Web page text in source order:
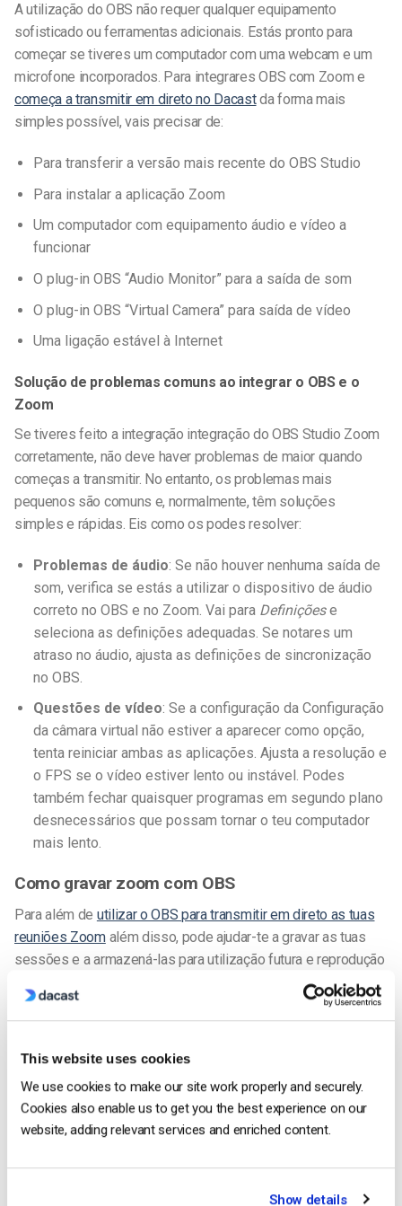
This website uses cookies
We use cookies to make our site work properly and securely.
Cookies also enable us to get you the best experience on our
website, adding relevant services and enriched content.
Show details
A utilização do OBS não requer qualquer equipamento
sofisticado ou ferramentas adicionais. Estás pronto para
começar se tiveres um computador com uma webcam e um
microfone incorporados. Para integraresOBS com Zoom e
começa a transmitir em direto no Dacastda forma mais
simples possível, vais precisar de:
Para transferir a versão mais recente do OBS Studio
Para instalar a aplicação Zoom
Um computador com equipamento áudio e vídeo a
funcionar
O plug-in OBS “Audio Monitor” para a saída de som
O plug-in OBS “Virtual Camera” para saída de vídeo
Uma ligação estável à Internet
Solução de problemas comuns ao integrar o OBS e o
Zoom
Se tiveres feito a integração integração do OBS Studio Zoom
corretamente, não deve haver problemas de maior quando
começas a transmitir. No entanto, os problemas mais
pequenos são comuns e, normalmente, têm soluções
simples e rápidas. Eis como os podes resolver:
Problemas de áudio: Se não houver nenhuma saída de
som, verifica se estás a utilizar o dispositivo de áudio
correto no OBS e no Zoom. Vai para Definiçõese
seleciona as definições adequadas. Se notares um
atraso no áudio, ajusta as definições de sincronização
no OBS.
Questões de vídeo: Se a configuração da Configuração
da câmara virtual não estiver a aparecer como opção,
tenta reiniciar ambas as aplicações. Ajusta a resolução e
o FPS se o vídeo estiver lento ou instável. Podes
também fechar quaisquer programas em segundo plano
desnecessários que possam tornar o teu computador
mais lento.
Como gravar zoom com OBS
Para além de utilizar o OBS para transmitir em direto as tuas
reuniões Zoomalém disso, pode ajudar-te a gravar as tuas
sessões e a armazená-las para utilização futura e reprodução
ilimitada. Na plataforma Dacast, podes oferecer estas
gravações como conteúdo VOD ou OTT. Para utilizares a
funcionalidade de gravação, só tens de fazer o seguinte:
Lança o OBS Studio: Abre a aplicação OBS Studio no
teu computador.
Cria uma nova cena
: Na secção “Fontes”, clica no
botão “+” e seleciona “Captura de ecrã”. Dá um nome à
fonte e escolhe o ecrã onde a tua reunião Zoom está